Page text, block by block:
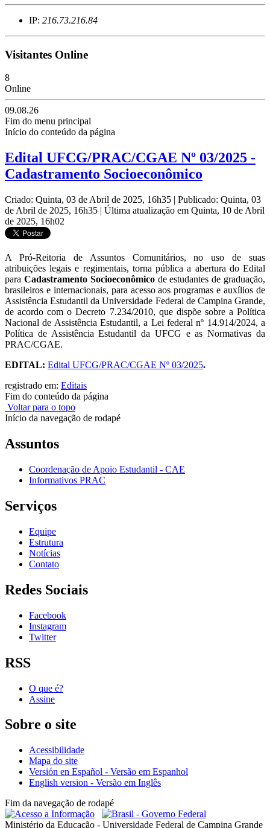
IP: 216.73.216.84
Visitantes Online
8
Online
09.08.26
Fim do menu principal
Início do conteúdo da página
Edital UFCG/PRAC/CGAE Nº 03/2025 -
Cadastramento Socioeconômico
Criado: Quinta, 03 de Abril de 2025, 16h35 | Publicado: Quinta, 03
de Abril de 2025, 16h35 | Última atualização em Quinta, 10 de Abril
de 2025, 16h02
A Pró-Reitoria de Assuntos Comunitários, no uso de suas
atribuições legais e regimentais, torna pública a abertura do Edital
para Cadastramento Socioeconômicode estudantes de graduação,
brasileiros e internacionais, para acesso aos programas e auxílios de
Assistência Estudantil da Universidade Federal de Campina Grande,
de acordo com o Decreto 7.234/2010, que dispõe sobre a Política
Nacional de Assistência Estudantil, a Lei federal nº 14.914/2024, a
Política de Assistência Estudantil da UFCG e as Normativas da
PRAC/CGAE.
EDITAL: Edital UFCG/PRAC/CGAE Nº 03/2025.
registrado em: Editais
Fim do conteúdo da página
Voltar para o topo
Início da navegação de rodapé
Assuntos
Coordenação de Apoio Estudantil - CAE
Informativos PRAC
Serviços
Equipe
Estrutura
Notícias
Contato
Redes Sociais
Facebook
Instagram
Twitter
RSS
O que é?
Assine
Sobre o site
Acessibilidade
Mapa do site
Versión en Español - Versão em Espanhol
English version - Versão em Inglês
Fim da navegação de rodapé
Ministério da Educação - Universidade Federal de Campina Grande